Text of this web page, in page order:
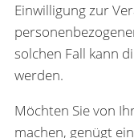
Einwilligung zur
solchen Fall kann
werden.
Möchten Sie von
machen, genügt